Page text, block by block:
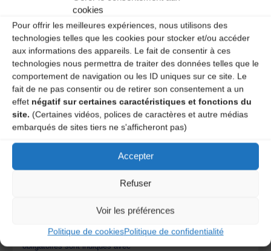
cookies
Pour offrir les meilleures expériences, nous utilisons des
technologies telles que les cookies pour stocker et/ou accéder
aux informations des appareils. Le fait de consentir à ces
technologies nous permettra de traiter des données telles que le
comportement de navigation ou les ID uniques sur ce site. Le
fait de ne pas consentir ou de retirer son consentement a un
effet négatif sur certaines caractéristiques et fonctions du
site. (Certaines vidéos, polices de caractères et autre médias
embarqués de sites tiers ne s'afficheront pas)
Accepter
Refuser
Voir les préférences
Politique de cookiesPolitique de confidentialité
Pour aller plus loin :
Pour consulter en ligne les extraits sonores de
« Musique du canton de Saint-Gervais » : cliquez ici
STEVE WARING raconte PINOCCHIO
Laisser un
commentaire
Votre adresse e-mail ne sera pas publiée. Les champs
obligatoires sont indiqués avec*